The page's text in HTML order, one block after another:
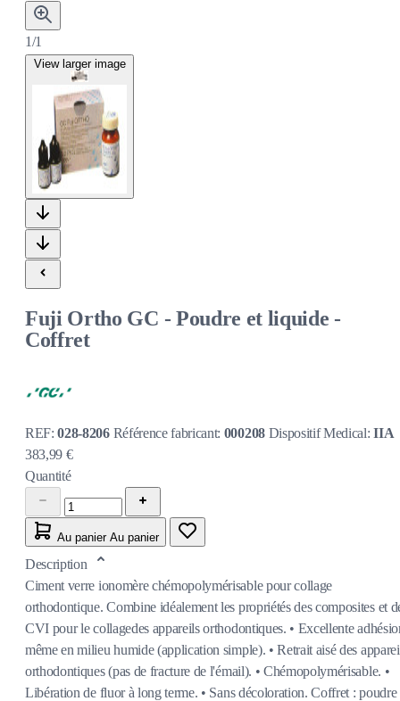
1/1
View larger image
Fuji Ortho GC - Poudre et liquide -
Coffret
REF:028-8206 Référence fabricant: 000208 Dispositif Medical:IIA
383,99 €
Quantité
Au panier Au panier
Description
Ciment verre ionomère chémopolymérisable pour collage
orthodontique. Combine idéalement les propriétés des composites et
CVI pour le collagedes appareils orthodontiques. • Excellente
même en milieu humide (application simple). • Retrait aisé des
orthodontiques (pas de fracture de l'émail). • Chémopolymérisable. •
Libération de fluor à long terme. • Sans décoloration. Coffret : poudre